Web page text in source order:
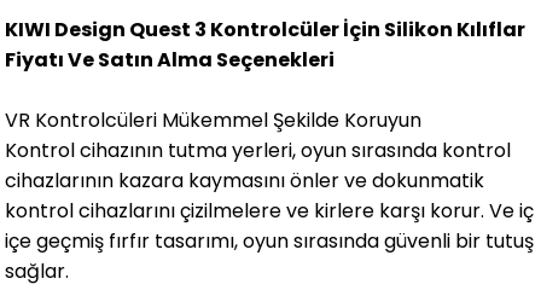
KIWI Design Quest 3 Kontrolcüler İçin Silikon Kılıflar
Fiyatı Ve Satın Alma Seçenekleri
VR Kontrolcüleri Mükemmel Şekilde Koruyun
Kontrol cihazının tutma yerleri, oyun sırasında kontrol
cihazlarının kazara kaymasını önler ve dokunmatik
kontrol cihazlarını çizilmelere ve kirlere karşı korur. Ve iç
içe geçmiş fırfır tasarımı, oyun sırasında güvenli bir tutuş
sağlar.